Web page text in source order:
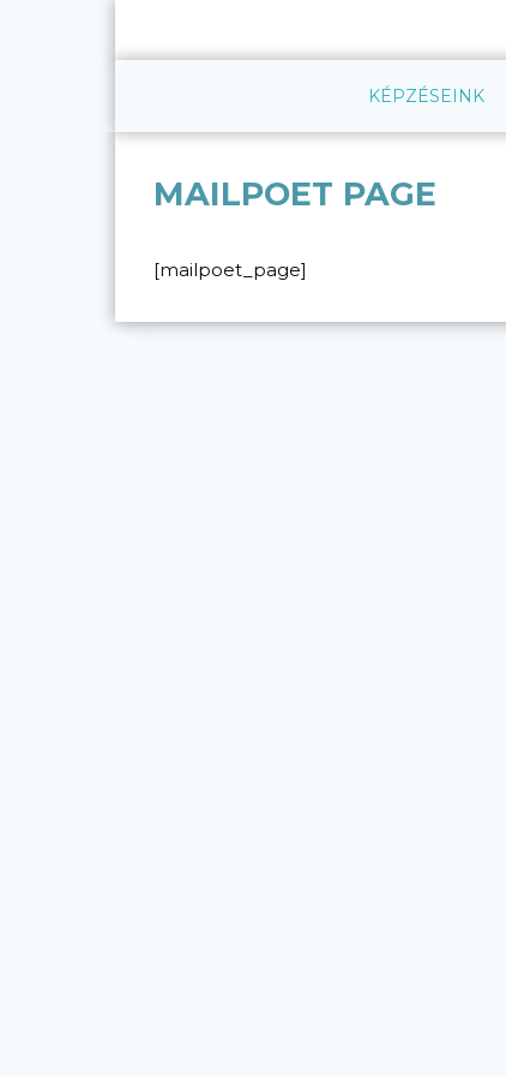
KÉPZÉSEINK
MAILPOET PAGE
[mailpoet_page]